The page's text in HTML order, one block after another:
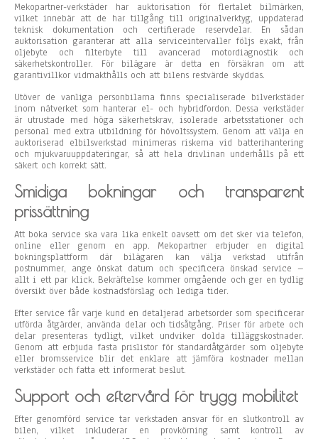
Mekopartner-verkstäder har auktorisation för flertalet bilmärken,
vilket innebär att de har tillgång till originalverktyg, uppdaterad
teknisk dokumentation och certifierade reservdelar. En sådan
auktorisation garanterar att alla serviceintervaller följs exakt, från
oljebyte och filterbyte till avancerad motordiagnostik och
säkerhetskontroller. För bilägare är detta en försäkran om att
garantivillkor vidmakthålls och att bilens restvärde skyddas.
Utöver de vanliga personbilarna finns specialiserade bilverkstäder
inom nätverket som hanterar el- och hybridfordon. Dessa verkstäder
är utrustade med höga säkerhetskrav, isolerade arbetsstationer och
personal med extra utbildning för hövoltssystem. Genom att välja en
auktoriserad elbilsverkstad minimeras riskerna vid batterihantering
och mjukvaruuppdateringar, så att hela drivlinan underhålls på ett
säkert och korrekt sätt.
Smidiga bokningar och transparent
prissättning
Att boka service ska vara lika enkelt oavsett om det sker via telefon,
online eller genom en app. Mekopartner erbjuder en digital
bokningsplattform där bilägaren kan välja verkstad utifrån
postnummer, ange önskat datum och specificera önskad service –
allt i ett par klick. Bekräftelse kommer omgående och ger en tydlig
översikt över både kostnadsförslag och lediga tider.
Efter service får varje kund en detaljerad arbetsorder som specificerar
utförda åtgärder, använda delar och tidsåtgång. Priser för arbete och
delar presenteras tydligt, vilket undviker dolda tilläggskostnader.
Genom att erbjuda fasta prislistor för standardåtgärder som oljebyte
eller bromsservice blir det enklare att jämföra kostnader mellan
verkstäder och fatta ett informerat beslut.
Support och eftervård för trygg mobilitet
Efter genomförd service tar verkstaden ansvar för en slutkontroll av
bilen, vilket inkluderar en provkörning samt kontroll av